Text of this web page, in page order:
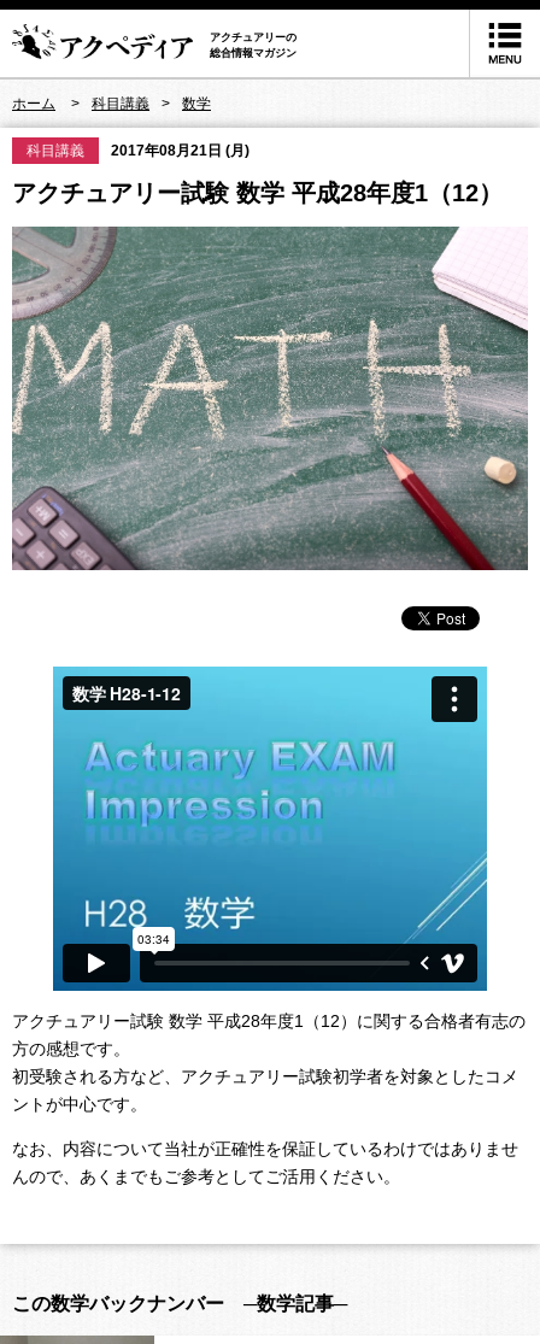
アクチュアリーの
総合情報マガジン
ホーム 科目講義 数学
科目講義 2017年08月21日 (月)
アクチュアリー試験 数学 平成28年度1（12）
アクチュアリー試験 数学 平成28年度1（12）に関する合格者有志の
方の感想です。
初受験される方など、アクチュアリー試験初学者を対象としたコメ
ントが中心です。
なお、内容について当社が正確性を保証しているわけではありませ
んので、あくまでもご参考としてご活用ください。
この数学バックナンバー ─数学記事─